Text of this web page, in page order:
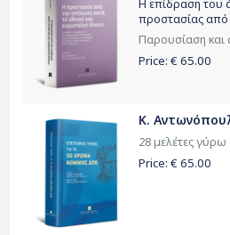
Η επίδραση του
προστασίας
Παρουσίαση και
Price: € 65.00
Κ.
28 μελέτες γύρω
Price: € 65.00